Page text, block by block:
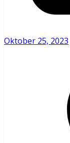
Oktober 25, 2023